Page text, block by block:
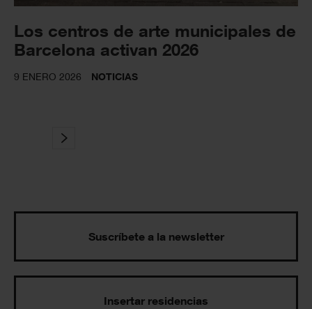
Los centros de arte municipales de
Barcelona activan 2026
9 ENERO 2026 NOTICIAS
Suscríbete a la newsletter
Insertar residencias